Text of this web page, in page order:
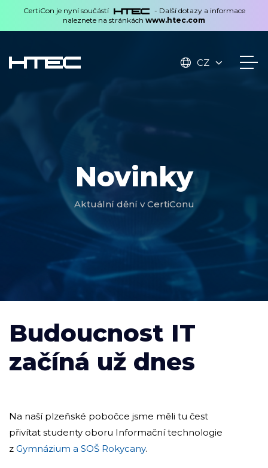
CertiCon je nyní součástí
- Další dotazy a informace
naleznete na stránkách www.htec.com
CZ
Novinky
Aktuální dění v CertiConu
Budoucnost IT
začíná už dnes
Na naší plzeňské pobočce jsme měli tu čest
přivítat studenty oboru Informační technologie
z Gymnázium a SOŠ Rokycany.